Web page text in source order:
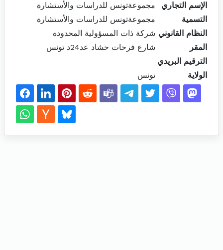
الإسم التجاري
مجموعةتونس للدراسات والأستشارة
التسمية
مجموعةتونس للدراسات والأستشارة
النظام القانوني شركة ذات المسؤولية المحدودة
المقر
شارع فرحات حشاد عد24د تونس
الترقيم البريدي
الولاية
تونس